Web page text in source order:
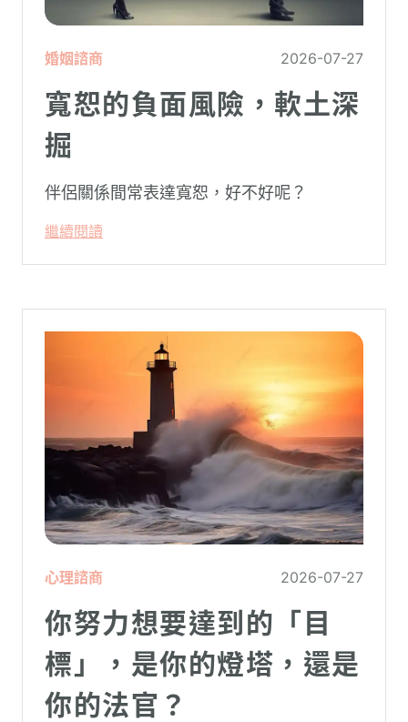
婚姻諮商 2026-07-27
寬恕的負面風險，軟土深
掘
伴侶關係間常表達寬恕，好不好呢？
繼續閱讀
心理諮商 2026-07-27
你努力想要達到的「目
標」，是你的燈塔，還是
你的法官？